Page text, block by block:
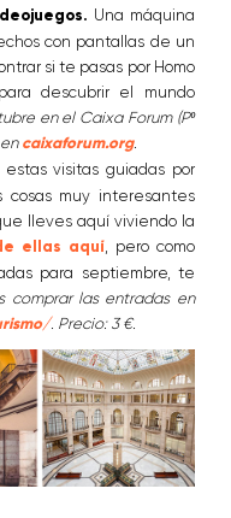
Una máquina
con pantallas de un
si te pasas por Homo
descubrir el mundo
en el Caixa Forum (Pº
caixaforum.org.
estas visitas guiadas por
cosas muy interesantes
lleves aquí viviendo la
ellas aquí, pero como
para septiembre, te
comprar las entradas en
. Precio: 3 €.